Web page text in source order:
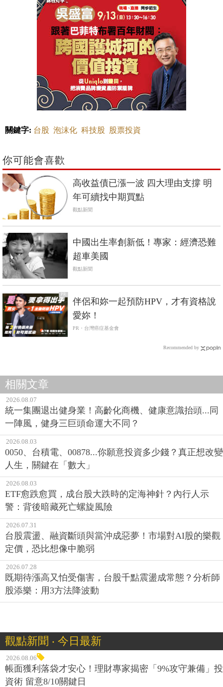
關鍵字: 台股 泡沫化 科技股 股票投資
你可能會喜歡
高收益債已漲一波 四大理由支撐 明
年可續找中期買點
觀點新聞
中國出生率創新低！專家：經濟恐難
超車美國
觀點新聞
PR
伴侶和妳一起預防HPV，才有資格說
愛妳！
PR・台灣癌症基金會
Recommended by
相關文章
2026.08.07
統一集團退出健身業！高齡化商機、健康意識抬頭...同
一陣風，健身三巨頭命運大不同？
2026.08.03
0050、台積電、00878...你願意投資多少錢？真正想改變
人生，關鍵在「數大」
2026.08.03
ETF愈跌愈買，成台股大跌時的定海神針？內行人示
警：背後暗藏死亡螺旋風險
2026.07.31
台股震盪、融資斷頭與當沖成惡夢！市場對AI股的樂觀
定價，恐比想像中脆弱
2026.07.28
既期待漲高又怕受傷害，台股千點震盪成常態？分析師
股添樂：用3方法降波動
觀點新聞 ‧ 今日最新
2026.08.06
帳面獲利落袋才安心！理財專家揭密「9%攻守兼備」投
資術 留意8/10關鍵日